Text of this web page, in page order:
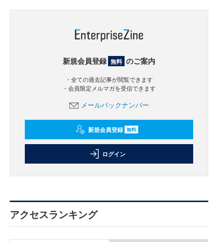
新規会員登録 無料 のご案内
・全ての過去記事が閲覧できます
・会員限定メルマガを受信できます
メールバックナンバー
新規会員登録 無料
ログイン
アクセスランキング